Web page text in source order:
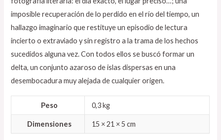
imposible recuperación de lo perdido en el río del tiempo, un
hallazgo imaginario que restituye un episodio de lectura
incierto o extraviado y sin registro a la trama de los hechos
sucedidos alguna vez. Con todos ellos se buscó formar un
delta, un conjunto azaroso de islas dispersas en una
desembocadura muy alejada de cualquier origen.
Peso 0,3 kg
Dimensiones 15 × 21 × 5 cm